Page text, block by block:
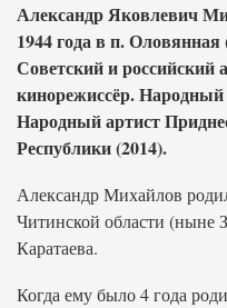
Александр Яковлевич
1944 года в п.
Советский и российский
кинорежиссёр.
Народный артист
Республики (2014).
Александр Михайлов
Читинской области (ныне
Каратаева.
Когда ему было 4 года